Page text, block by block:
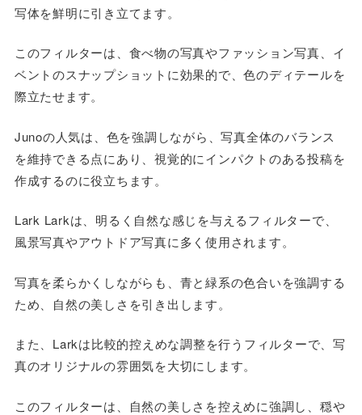
写体を鮮明に引き立てます。
このフィルターは、食べ物の写真やファッション写真、イ
ベントのスナップショットに効果的で、色のディテールを
際立たせます。
Junoの人気は、色を強調しながら、写真全体のバランス
を維持できる点にあり、視覚的にインパクトのある投稿を
作成するのに役立ちます。
Lark Larkは、明るく自然な感じを与えるフィルターで、
風景写真やアウトドア写真に多く使用されます。
写真を柔らかくしながらも、青と緑系の色合いを強調する
ため、自然の美しさを引き出します。
また、Larkは比較的控えめな調整を行うフィルターで、写
真のオリジナルの雰囲気を大切にします。
このフィルターは、自然の美しさを控えめに強調し、穏や